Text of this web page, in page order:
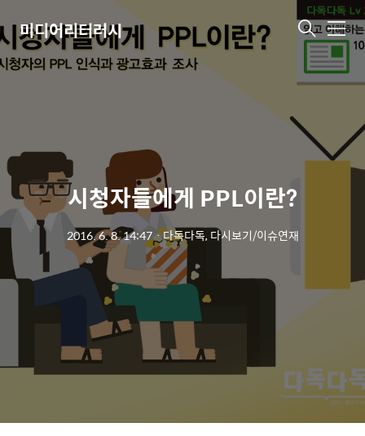
미디어리터러시 메
뉴
시청자들에게 PPL이란?
2016. 6. 8. 14:47ㆍ다독다독, 다시보기/이슈연재